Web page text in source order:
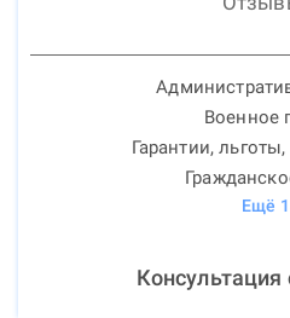
Военное
Гарантии,
Ещё
Консультация